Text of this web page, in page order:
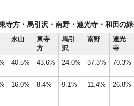
寺方・馬引沢・南野・連光寺・和田の
永山
東寺
方
馬引
沢
南野
連光
寺
40.5% 43.6% 24.0% 37.3% 70.3%
16.0% 8.4% 9.1% 11.4% 26.8%